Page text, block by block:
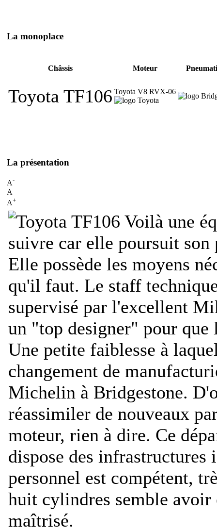
La monoplace
Châssis Moteur
Toyota TF106 Toyota V8 RVX-06
La présentation
A-
A
A+
Voilà une
suivre car elle poursuit
Elle possède les moyens
qu'il faut. Le staff
supervisé par l'excellent
un "top designer" pour
Une petite faiblesse à
changement de
Michelin à Bridgestone.
réassimiler de nouveaux
moteur, rien à dire. Ce
dispose des infrastructures
personnel est compétent,
huit cylindres semble avoir
maîtrisé.